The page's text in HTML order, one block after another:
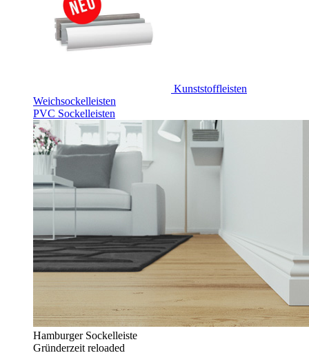
Kunststoffleisten
Weichsockelleisten
PVC Sockelleisten
Hamburger Sockelleiste
Gründerzeit reloaded